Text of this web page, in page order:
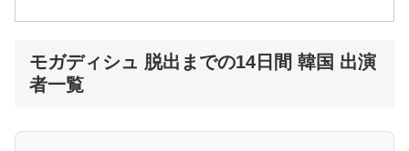
モガディシュ 脱出までの14日間 韓国 出演
者一覧